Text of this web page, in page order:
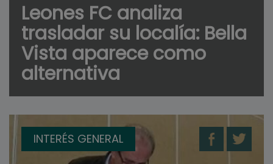
Leones FC analiza
trasladar su localía: Bella
Vista aparece como
alternativa
INTERÉS GENERAL